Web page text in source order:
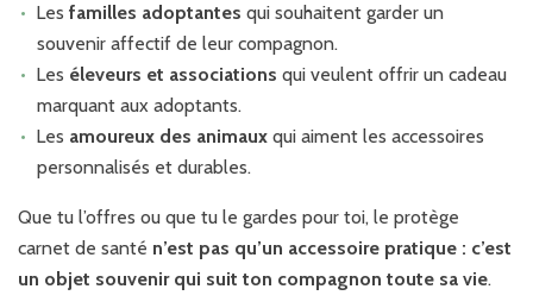
Les familles adoptantes qui souhaitent garder un
souvenir affectif de leur compagnon.
Les éleveurs et associations qui veulent offrir un cadeau
marquant aux adoptants.
Les amoureux des animauxqui aiment les accessoires
personnalisés et durables.
Que tu l’offres ou que tu le gardes pour toi, le protège
carnet de santé n’est pas qu’un accessoire pratique : c’est
un objet souvenir qui suit ton compagnon toute sa vie.